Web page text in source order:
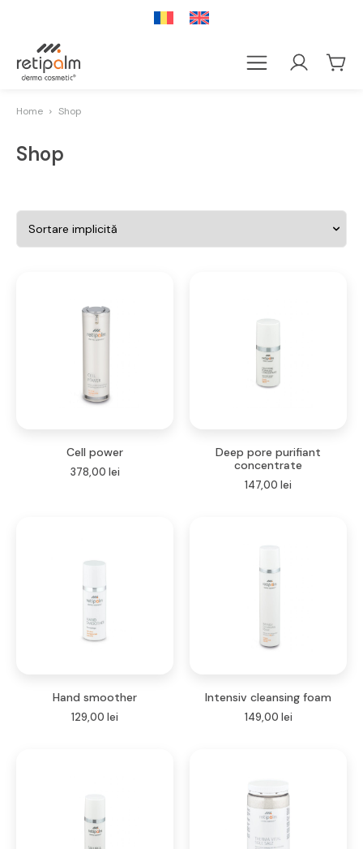
Home Shop
Shop
Cell power
378,00 lei
Deep pore purifiant
concentrate
147,00 lei
Hand smoother
129,00 lei
Intensiv cleansing foam
149,00 lei